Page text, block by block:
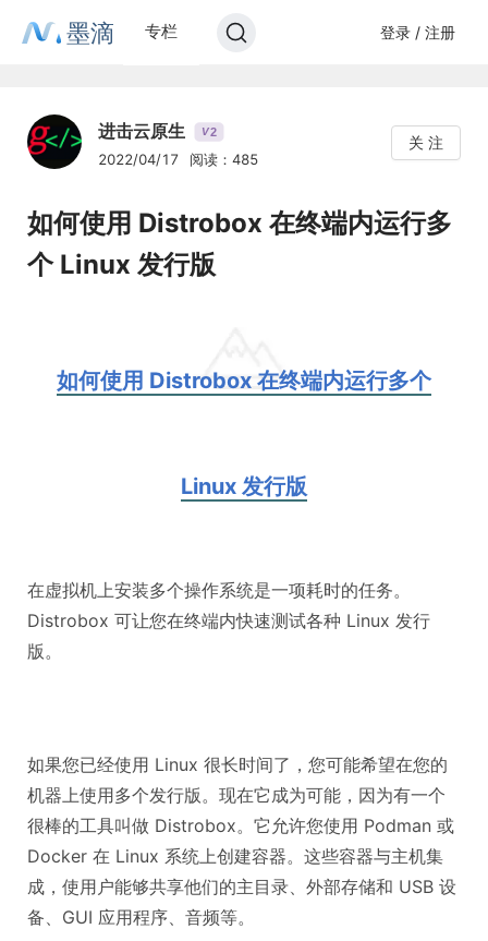
墨滴 专栏 登录 / 注册
进击云原生 V2
2022/04/17 阅读：485
关 注
如何使用 Distrobox 在终端内运行多
个 Linux 发行版
如何使用 Distrobox 在终端内运行多个
Linux 发行版
在虚拟机上安装多个操作系统是一项耗时的任务。
Distrobox 可让您在终端内快速测试各种 Linux 发行
版。
如果您已经使用 Linux 很长时间了，您可能希望在您的
机器上使用多个发行版。现在它成为可能，因为有一个
很棒的工具叫做 Distrobox。它允许您使用 Podman 或
Docker 在 Linux 系统上创建容器。这些容器与主机集
成，使用户能够共享他们的主目录、外部存储和 USB 设
备、GUI 应用程序、音频等。